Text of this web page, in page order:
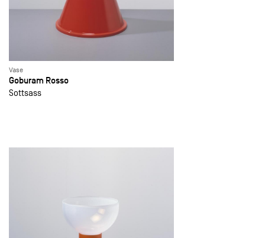
Vase
Goburam Rosso
Sottsass